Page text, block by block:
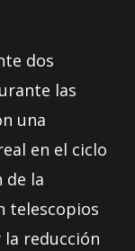
dos
las
una
en el ciclo
de la
telescopios
reducción